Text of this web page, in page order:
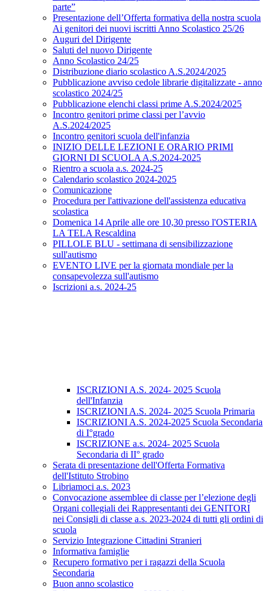
parte”
Presentazione dell’Offerta formativa della nostra scuola
Ai genitori dei nuovi iscritti Anno Scolastico 25/26
Auguri del Dirigente
Saluti del nuovo Dirigente
Anno Scolastico 24/25
Distribuzione diario scolastico A.S.2024/2025
Pubblicazione avviso cedole librarie digitalizzate - anno
scolastico 2024/25
Pubblicazione elenchi classi prime A.S.2024/2025
Incontro genitori prime classi per l’avvio
A.S.2024/2025
Incontro genitori scuola dell'infanzia
INIZIO DELLE LEZIONI E ORARIO PRIMI
GIORNI DI SCUOLA A.S.2024-2025
Rientro a scuola a.s. 2024-25
Calendario scolastico 2024-2025
Comunicazione
Procedura per l'attivazione dell'assistenza educativa
scolastica
Domenica 14 Aprile alle ore 10,30 presso l'OSTERIA
LA TELA Rescaldina
PILLOLE BLU - settimana di sensibilizzazione
sull'autismo
EVENTO LIVE per la giornata mondiale per la
consapevolezza sull'autismo
Iscrizioni a.s. 2024-25
ISCRIZIONI A.S. 2024- 2025 Scuola
dell'Infanzia
ISCRIZIONI A.S. 2024- 2025 Scuola Primaria
ISCRIZIONI A.S. 2024-2025 Scuola Secondaria
di I°grado
ISCRIZIONE a.s. 2024- 2025 Scuola
Secondaria di II° grado
Serata di presentazione dell'Offerta Formativa
dell'Istituto Strobino
Libriamoci a.s. 2023
Convocazione assemblee di classe per l’elezione degli
Organi collegiali dei Rappresentanti dei GENITORI
nei Consigli di classe a.s. 2023-2024 di tutti gli ordini di
scuola
Servizio Integrazione Cittadini Stranieri
Informativa famiglie
Recupero formativo per i ragazzi della Scuola
Secondaria
Buon anno scolastico